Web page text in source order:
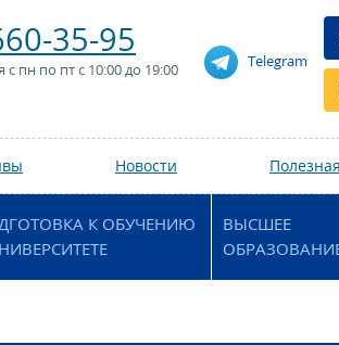
35-95
пн по пт с 10:00 до 19:00
Telegram
Новости
К ОБУЧЕНИЮ
ВЫСШЕЕ